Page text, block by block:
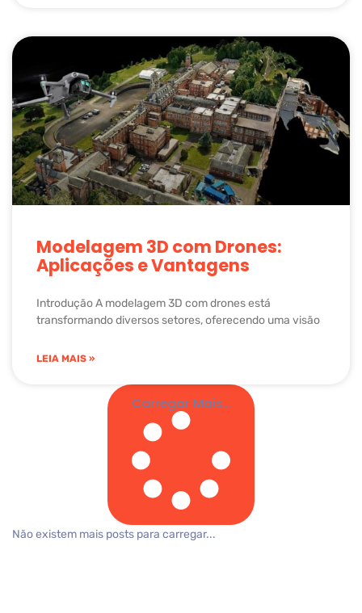
Modelagem 3D com Drones:
Aplicações e Vantagens
Introdução A modelagem 3D com drones está
transformando diversos setores, oferecendo uma visão
LEIA MAIS »
Carregar Mais...
Não existem mais posts para carregar...